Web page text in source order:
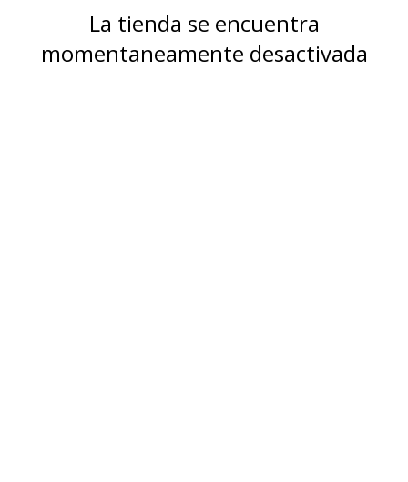
La tienda se encuentra
momentaneamente desactivada